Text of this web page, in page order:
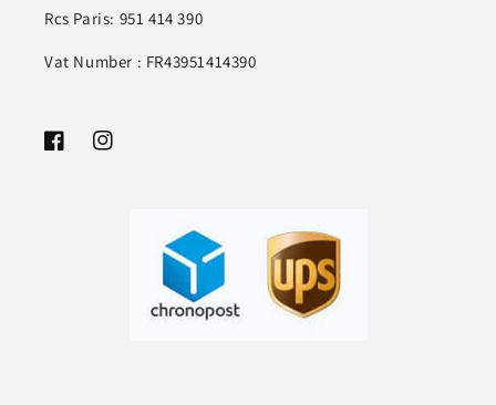
Rcs Paris: 951 414 390
Vat Number : FR43951414390
FacebookInstagram